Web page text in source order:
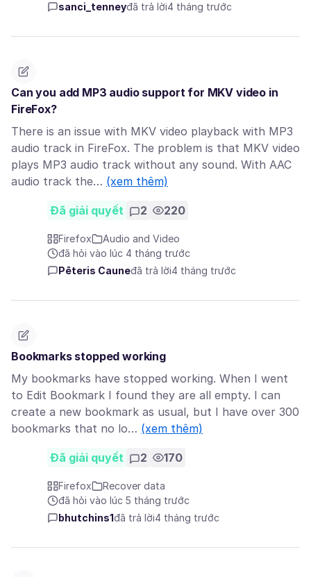
sanci_tenneyđã trả lời4 tháng trước
Can you add MP3 audio support for MKV video in
FireFox?
There is an issue with MKV video playback with MP3
audio track in FireFox. The problem is that MKV video
plays MP3 audio track without any sound. With AAC
audio track the… (xem thêm)
Đã giải quyết 2 220
Firefox
Audio and Video
đã hỏi vào lúc 4 tháng trước
Pēteris Cauneđã trả lời4 tháng trước
Bookmarks stopped working
My bookmarks have stopped working. When I went
to Edit Bookmark I found they are all empty. I can
create a new bookmark as usual, but I have over 300
bookmarks that no lo… (xem thêm)
Đã giải quyết 2 170
Firefox
Recover data
đã hỏi vào lúc 5 tháng trước
bhutchins1đã trả lời4 tháng trước